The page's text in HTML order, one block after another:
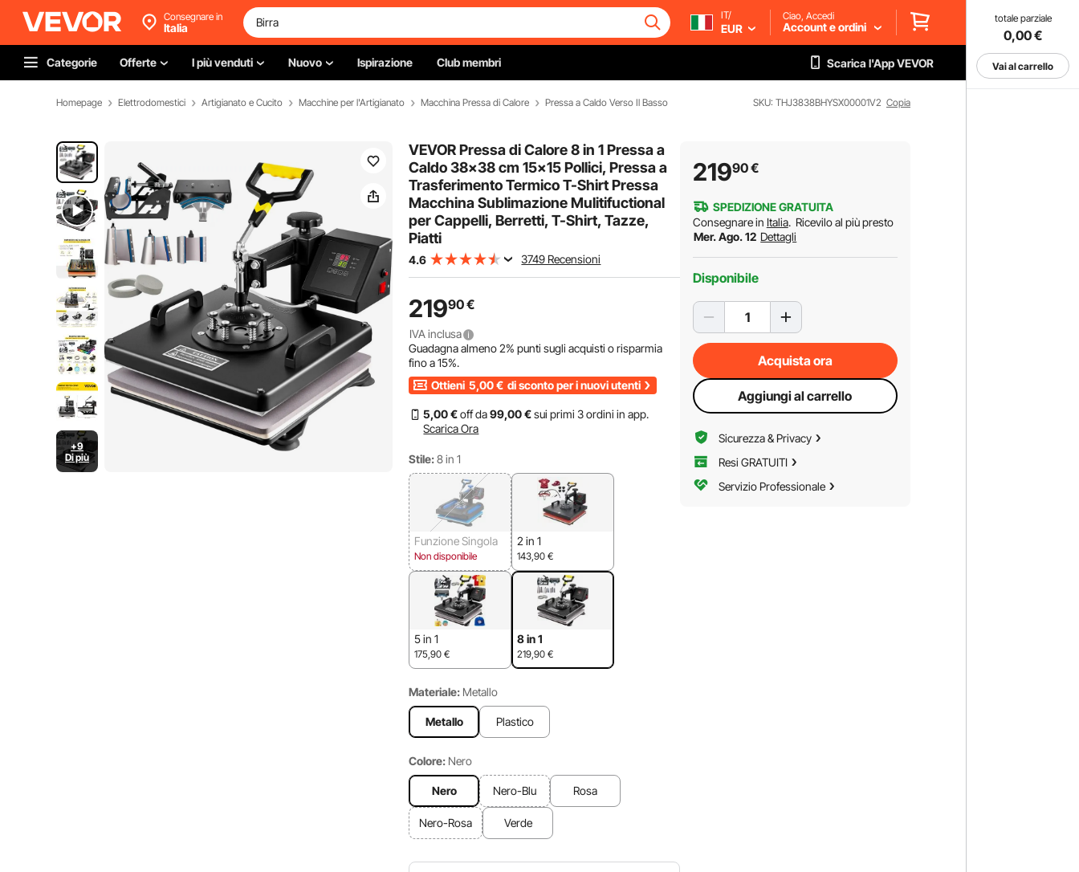
totale parziale
0,00€
Vai al carrello
Consegnare in
Italia
IT/
EUR
Ciao, Accedi
Account e ordini
Categorie Offerte I più venduti Nuovo Ispirazione Club membri Scarica l'App VEVOR
Homepage Elettrodomestici Artigianato e Cucito Macchine per l'Artigianato Macchina Pressa di Calore Pressa a Caldo Verso Il Basso SKU: THJ3838BHYSX00001V2 Copia
+9
Di più
VEVOR Pressa di Calore 8 in 1 Pressa a
Caldo 38x38 cm 15x15 Pollici, Pressa a
Trasferimento Termico T-Shirt Pressa
Macchina Sublimazione Mulitifuctional
per Cappelli, Berretti, T-Shirt, Tazze,
Piatti
4.6 3749 Recensioni
21990€
IVA inclusa
Guadagna almeno2% punti sugli acquisti o risparmia
fino a15%.
Ottieni 5,00 € di sconto per i nuovi utenti
5,00 €off da99,00 €sui primi 3 ordini in app.
Scarica Ora
Stile: 8 in 1
Funzione Singola
Non disponibile
2 in 1
143,90 €
5 in 1
175,90 €
8 in 1
219,90 €
Materiale: Metallo
Metallo Plastico
Colore: Nero
Nero Nero-Blu Rosa
Nero-Rosa Verde
21990€
SPEDIZIONE GRATUITA
Consegnare in Italia. Ricevilo al più presto
Mer. Ago. 12 Dettagli
Disponibile
Acquista ora
Aggiungi al carrello
Sicurezza & Privacy
Resi GRATUITI
Servizio Professionale